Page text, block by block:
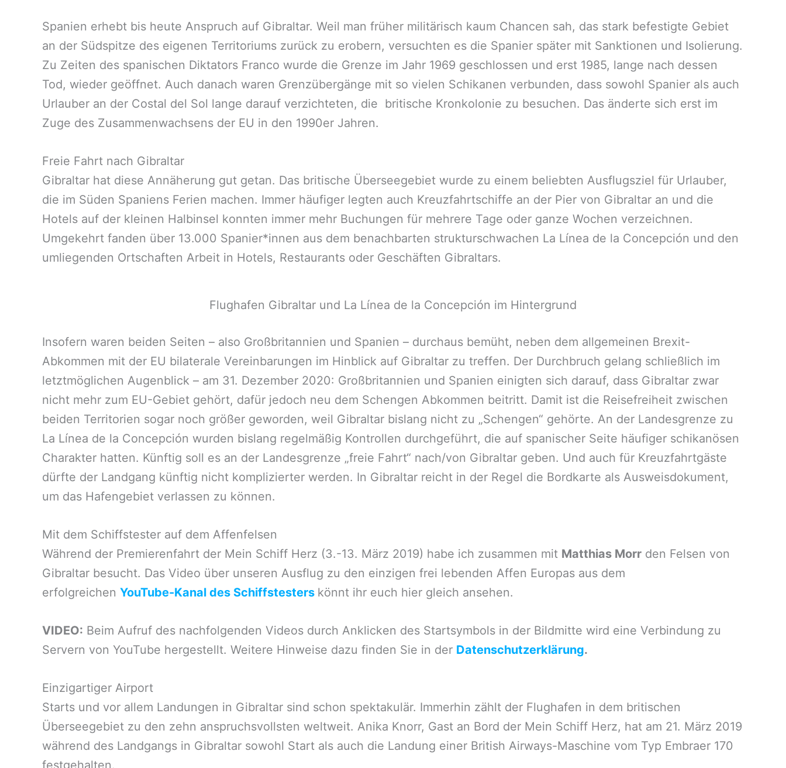
Spanien erhebt bis heute Anspruch auf Gibraltar. Weil man früher militärisch kaum Chancen sah, das stark befestigte Gebiet
an der Südspitze des eigenen Territoriums zurück zu erobern, versuchten es die Spanier später mit Sanktionen und Isolierung.
Zu Zeiten des spanischen Diktators Franco wurde die Grenze im Jahr 1969 geschlossen und erst 1985, lange nach dessen
Tod, wieder geöffnet. Auch danach waren Grenzübergänge mit so vielen Schikanen verbunden, dass sowohl Spanier als auch
Urlauber an der Costal del Sol lange darauf verzichteten, die britische Kronkolonie zu besuchen. Das änderte sich erst im
Zuge des Zusammenwachsens der EU in den 1990er Jahren.
Freie Fahrt nach Gibraltar
Gibraltar hat diese Annäherung gut getan. Das britische Überseegebiet wurde zu einem beliebten Ausflugsziel für Urlauber,
die im Süden Spaniens Ferien machen. Immer häufiger legten auch Kreuzfahrtschiffe an der Pier von Gibraltar an und die
Hotels auf der kleinen Halbinsel konnten immer mehr Buchungen für mehrere Tage oder ganze Wochen verzeichnen.
Umgekehrt fanden über 13.000 Spanier*innen aus dem benachbarten strukturschwachen La Línea de la Concepción und den
umliegenden Ortschaften Arbeit in Hotels, Restaurants oder Geschäften Gibraltars.
Flughafen Gibraltar und La Línea de la Concepción im Hintergrund
Insofern waren beiden Seiten – also Großbritannien und Spanien – durchaus bemüht, neben dem allgemeinen Brexit-
Abkommen mit der EU bilaterale Vereinbarungen im Hinblick auf Gibraltar zu treffen. Der Durchbruch gelang schließlich im
letztmöglichen Augenblick – am 31. Dezember 2020: Großbritannien und Spanien einigten sich darauf, dass Gibraltar zwar
nicht mehr zum EU-Gebiet gehört, dafür jedoch neu dem Schengen Abkommen beitritt. Damit ist die Reisefreiheit zwischen
beiden Territorien sogar noch größer geworden, weil Gibraltar bislang nicht zu „Schengen“ gehörte. An der Landesgrenze zu
La Línea de la Concepción wurden bislang regelmäßig Kontrollen durchgeführt, die auf spanischer Seite häufiger schikanösen
Charakter hatten. Künftig soll es an der Landesgrenze „freie Fahrt“ nach/von Gibraltar geben. Und auch für Kreuzfahrtgäste
dürfte der Landgang künftig nicht komplizierter werden. In Gibraltar reicht in der Regel die Bordkarte als Ausweisdokument,
um das Hafengebiet verlassen zu können.
Mit dem Schiffstester auf dem Affenfelsen
Während der Premierenfahrt der Mein Schiff Herz (3.-13. März 2019) habe ich zusammen mit Matthias Morr den Felsen von
Gibraltar besucht. Das Video über unseren Ausflug zu den einzigen frei lebenden Affen Europas aus dem
erfolgreichen YouTube-Kanal des Schiffstesters könnt ihr euch hier gleich ansehen.
VIDEO: Beim Aufruf des nachfolgenden Videos durch Anklicken des Startsymbols in der Bildmitte wird eine Verbindung zu
Servern von YouTube hergestellt. Weitere Hinweise dazu finden Sie in der Datenschutzerklärung.
Einzigartiger Airport
Starts und vor allem Landungen in Gibraltar sind schon spektakulär. Immerhin zählt der Flughafen in dem britischen
Überseegebiet zu den zehn anspruchsvollsten weltweit. Anika Knorr, Gast an Bord der Mein Schiff Herz, hat am 21. März 2019
während des Landgangs in Gibraltar sowohl Start als auch die Landung einer British Airways-Maschine vom Typ Embraer 170